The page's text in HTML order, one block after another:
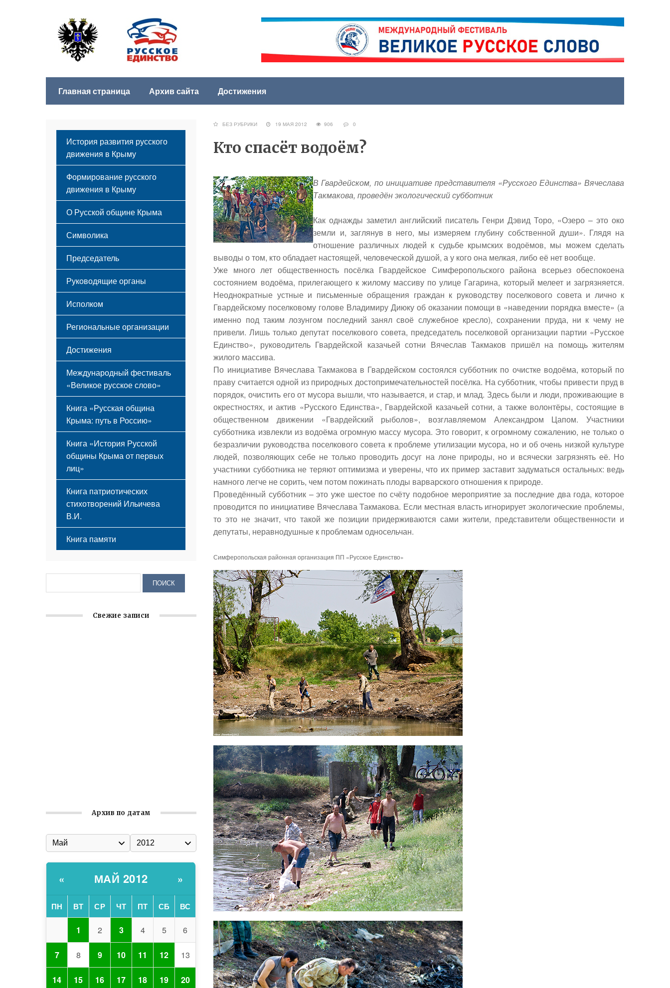
Главная страница Архив сайта Достижения
БЕЗ РУБРИКИ 19 МАЯ 2012 906 0
Кто спасёт водоём?
В Гвардейском, по инициативе представителя «Русского Единства» Вячеслава
Такмакова, проведён экологический субботник
Как однажды заметил английский писатель Генри Дэвид Торо, «Озеро – это око
земли и, заглянув в него, мы измеряем глубину собственной души». Глядя на
отношение различных людей к судьбе крымских водоёмов, мы можем сделать
выводы о том, кто обладает настоящей, человеческой душой, а у кого она мелкая, либо её нет вообще.
Уже много лет общественность посёлка Гвардейское Симферопольского района всерьез обеспокоена
состоянием водоёма, прилегающего к жилому массиву по улице Гагарина, который мелеет и загрязняется.
Неоднократные устные и письменные обращения граждан к руководству поселкового совета и лично к
Гвардейскому поселковому голове Владимиру Диюку об оказании помощи в «наведении порядка вместе» (а
именно под таким лозунгом последний занял своё служебное кресло), сохранении пруда, ни к чему не
привели. Лишь только депутат поселкового совета, председатель поселковой организации партии «Русское
Единство», руководитель Гвардейской казачьей сотни Вячеслав Такмаков пришёл на помощь жителям
жилого массива.
По инициативе Вячеслава Такмакова в Гвардейском состоялся субботник по очистке водоёма, который по
праву считается одной из природных достопримечательностей посёлка. На субботник, чтобы привести пруд в
порядок, очистить его от мусора вышли, что называется, и стар, и млад. Здесь были и люди, проживающие в
окрестностях, и актив «Русского Единства», Гвардейской казачьей сотни, а также волонтёры, состоящие в
общественном движении «Гвардейский рыболов», возглавляемом Александром Цапом. Участники
субботника извлекли из водоёма огромную массу мусора. Это говорит, к огромному сожалению, не только о
безразличии руководства поселкового совета к проблеме утилизации мусора, но и об очень низкой культуре
людей, позволяющих себе не только проводить досуг на лоне природы, но и всячески загрязнять её. Но
участники субботника не теряют оптимизма и уверены, что их пример заставит задуматься остальных: ведь
намного легче не сорить, чем потом пожинать плоды варварского отношения к природе.
Проведённый субботник – это уже шестое по счёту подобное мероприятие за последние два года, которое
проводится по инициативе Вячеслава Такмакова. Если местная власть игнорирует экологические проблемы,
то это не значит, что такой же позиции придерживаются сами жители, представители общественности и
депутаты, неравнодушные к проблемам односельчан.
Симферопольская районная организация ПП «Русское Единство»
История развития русского
движения в Крыму
Формирование русского
движения в Крыму
Русский Крым
О Русской общине Крыма
Этапы становления
Принципы деятельности
Структура
Мероприятия
Символика
Флаг
Герб
Гимн
Председатель
Руководящие органы
Исполком
Региональные организации
Достижения
Международный фестиваль
«Великое русское слово»
Книга «Русская община
Крыма: путь в Россию»
Книга «История Русской
общины Крыма от первых
лиц»
Книга патриотических
стихотворений Ильичева
В.И.
Книга памяти
Свежие записи
Архив по датам
« МАЙ 2012 »
ПН ВТ СР ЧТ ПТ СБ ВС
1 2 3 4 5 6
7 8 9 10 11 12 13
14 15 16 17 18 19 20